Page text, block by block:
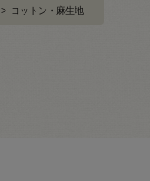
> コットン・麻生地